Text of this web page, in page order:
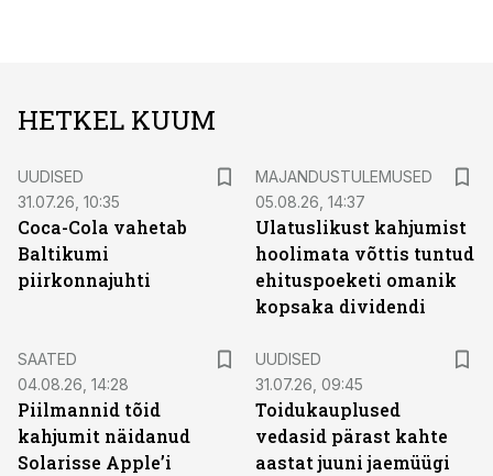
HETKEL KUUM
UUDISED
31.07.26, 10:35
Coca-Cola vahetab
Baltikumi
piirkonnajuhti
MAJANDUSTULEMUSED
05.08.26, 14:37
Ulatuslikust kahjumist
hoolimata võttis tuntud
ehituspoeketi omanik
kopsaka dividendi
SAATED
04.08.26, 14:28
Piilmannid tõid
kahjumit näidanud
Solarisse Apple’i
UUDISED
31.07.26, 09:45
Toidukauplused
vedasid pärast kahte
aastat juuni jaemüügi